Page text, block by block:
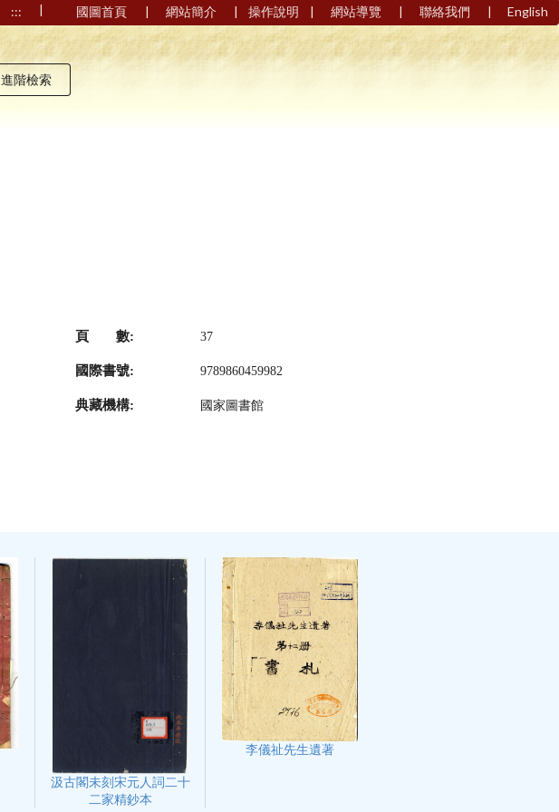
::: | 國圖首頁 | 網站簡介 | 操作說明 | 網站導覽 | 聯絡我們 | English
進階檢索
頁 數: 37
國際書號: 9789860459982
典藏機構: 國家圖書館
汲古閣未刻宋元人詞二十
二家精鈔本
李儀祉先生遺著